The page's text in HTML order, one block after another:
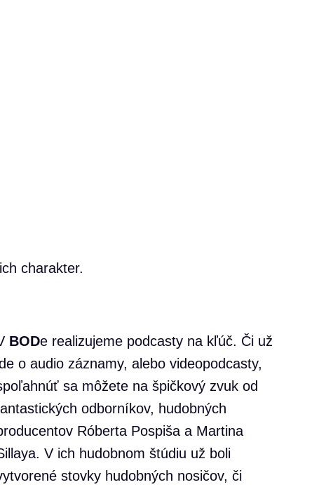
charakter.
BODe realizujeme podcasty na kľúč. Či už
o audio záznamy, alebo videopodcasty,
sa môžete na špičkový zvuk od
odborníkov, hudobných
Róberta Pospiša a Martina
V ich hudobnom štúdiu už boli
stovky hudobných nosičov, či